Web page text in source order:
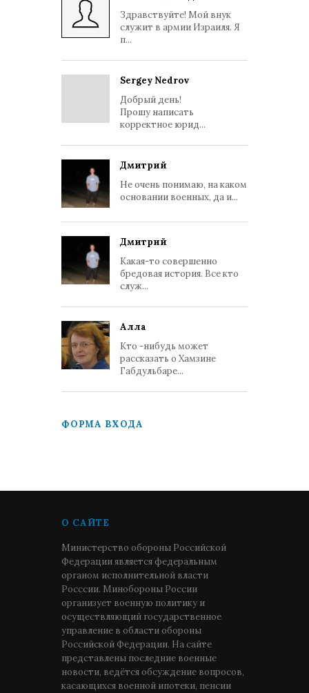
Здравствуйте! Мой внук
служит в армии Израиля. Я
п...
Sergey Nedrov
Добрый день!
Прошу написать
корректное юрид...
Дмитрий
Не очень понимаю, на каком
основании военных, да и...
Дмитрий
Какая-то совершенно
бредовая история. Все кто
служ...
Алла
Кто -нибудь может
рассказать о Хамзине
Габдульбаре...
ФОРМА ВХОДА
О САЙТЕ
Министерство обороны Российской
Федерации является федеральным
органом исполнительной власти
Росссии. Минобороны России
организует военную политику и
осуществляющий государственное
управление в области обороны
Российской Федерации. На сайте
представлены последние военные
новости, ведётся обсуждение вопросов,
касающихся военной ипотеки, пенсии